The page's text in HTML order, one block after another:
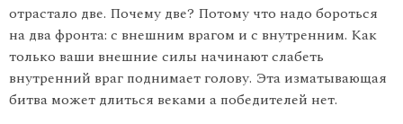
отрастало две. Почему две? Потому что надо бороться
на два фронта: с внешним врагом и с внутренним. Как
только ваши внешние силы начинают слабеть
внутренний враг поднимает голову. Эта изматывающая
битва может длиться веками а победителей нет.